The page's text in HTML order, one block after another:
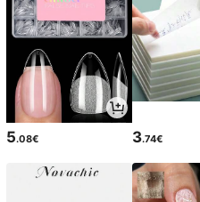
5.08€ 3.74€